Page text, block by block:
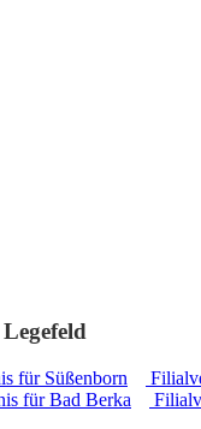
für Süßenborn
für Bad Berka